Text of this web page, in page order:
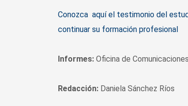
Conozca aquí el testimonio del
continuar su formación profesional
Informes: Oficina de
Redacción: Daniela Sánchez Ríos